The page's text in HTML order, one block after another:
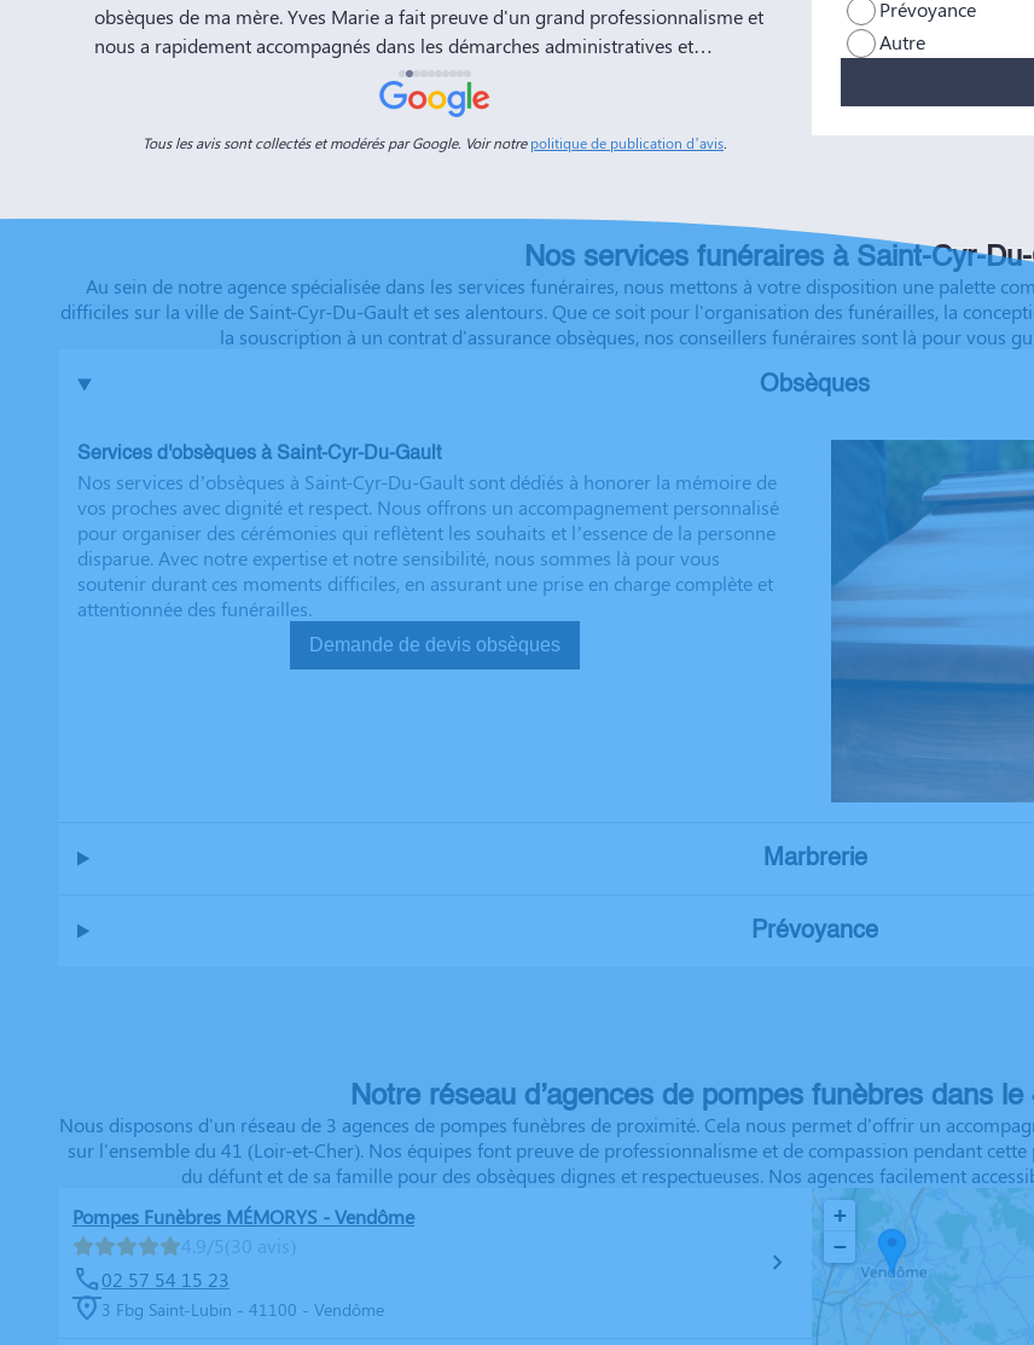
obsèques de ma mère. Yves Marie a fait preuve d'un grand professionnalisme et
nous a rapidement accompagnés dans les démarches administratives et
l'organisation de la cérémonie d'adieu. Nous souhaitons à votre entreprise
prospérité et succès et la recommandons vivement à tous nos amis et
connaissances. Dans ces moments de deuil, des personnes comme Yves Marie et
futurs clients. Cordialement famille HERNANDEZ
Tous les avis sont collectés et modérés par Google. Voir notrepolitique de publication d’avis
Prévoyance
Autre
Nos services funéraires à Saint-Cyr-
Au sein de notre agence spécialisée dans les services funéraires, nous mettons à votre disposition une palette
difficiles sur la ville de Saint-Cyr-Du-Gault et ses alentours. Que ce soit pour l'organisation des funérailles, la
la souscription à un contrat d'assurance obsèques, nos conseillers funéraires sont là pour vous
Obsèques
Services d'obsèques à Saint-Cyr-Du-Gault
Nos services d’obsèques à Saint-Cyr-Du-Gault sont dédiés à honorer la mémoire de
vos proches avec dignité et respect. Nous offrons un accompagnement personnalisé
pour organiser des cérémonies qui reflètent les souhaits et l’essence de la personne
disparue. Avec notre expertise et notre sensibilité, nous sommes là pour vous
soutenir durant ces moments difficiles, en assurant une prise en charge complète et
attentionnée des funérailles.
Demande de devis obsèques
Marbrerie
Prévoyance
Notre réseau d’agences de pompes funèbres dans
Nous disposons d'un réseau de 3 agences de pompes funèbres de proximité. Cela nous permet d'offrir un
sur l'ensemble du 41 (Loir-et-Cher). Nos équipes font preuve de professionnalisme et de compassion pendant
du défunt et de sa famille pour des obsèques dignes et respectueuses. Nos agences facilement
Pompes Funèbres MÉMORYS - Vendôme
4.9/5(30 avis)
02 57 54 15 23
3 Fbg Saint-Lubin - 41100 - Vendôme
+
−